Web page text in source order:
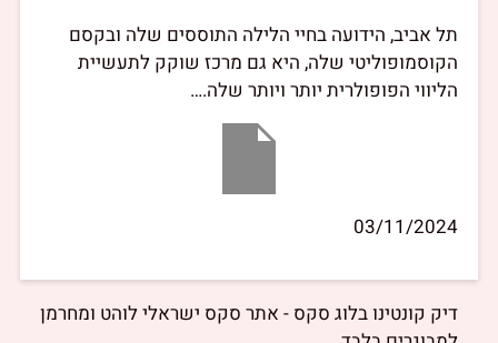
תל אביב, הידועה בחיי הלילה התוססים שלה ובקסם
הקוסמופוליטי שלה, היא גם מרכז שוקק לתעשיית
הליווי הפופולרית יותר ויותר שלה.…
03/11/2024
דיק קונטינו בלוג סקס - אתר סקס ישראלי לוהט ומחרמן